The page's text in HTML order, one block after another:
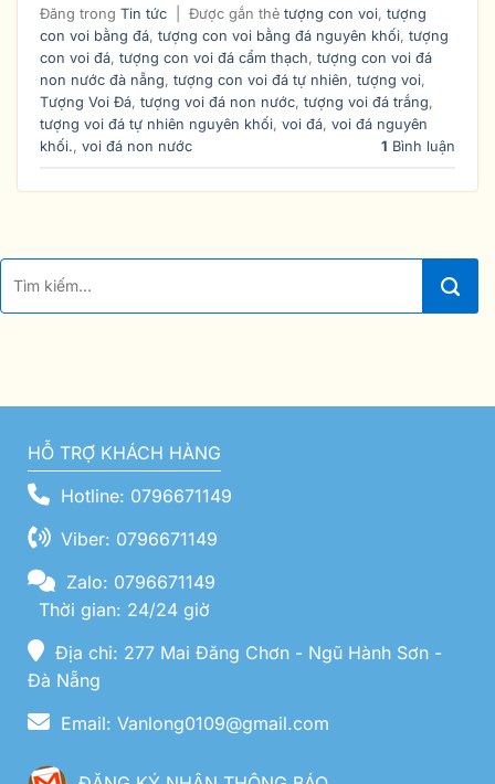
Đăng trong Tin tức Được gắn thẻ tượng con voi, tượng
con voi bằng đá, tượng con voi bằng đá nguyên khối, tượng
con voi đá, tượng con voi đá cẩm thạch, tượng con voi đá
non nước đà nẵng, tượng con voi đá tự nhiên, tượng voi,
Tượng Voi Đá, tượng voi đá non nước, tượng voi đá trắng,
tượng voi đá tự nhiên nguyên khối, voi đá, voi đá nguyên
khối., voi đá non nước 1 Bình luận
HỖ TRỢ KHÁCH HÀNG
Hotline: 0796671149
Viber: 0796671149
Zalo: 0796671149
Thời gian: 24/24 giờ
Địa chỉ: 277 Mai Đăng Chơn - Ngũ Hành Sơn -
Đà Nẵng
Email: Vanlong0109@gmail.com